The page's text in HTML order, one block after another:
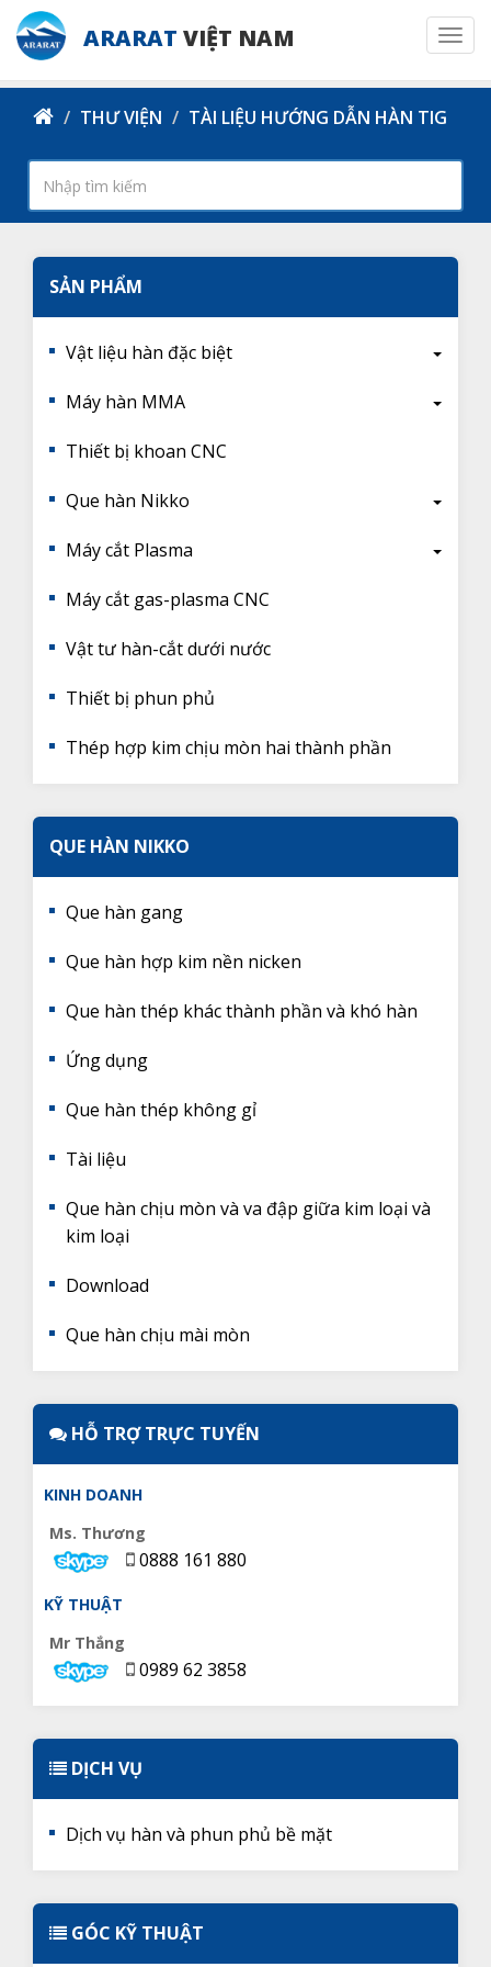
ARARAT VIỆT NAM
THƯ VIỆN TÀI LIỆU HƯỚNG DẪN HÀN TIG
SẢN PHẨM
Vật liệu hàn đặc biệt
Máy hàn MMA
Thiết bị khoan CNC
Que hàn Nikko
Máy cắt Plasma
Máy cắt gas-plasma CNC
Vật tư hàn-cắt dưới nước
Thiết bị phun phủ
Thép hợp kim chịu mòn hai thành phần
QUE HÀN NIKKO
Que hàn gang
Que hàn hợp kim nền nicken
Que hàn thép khác thành phần và khó hàn
Ứng dụng
Que hàn thép không gỉ
Tài liệu
Que hàn chịu mòn và va đập giữa kim loại và
kim loại
Download
Que hàn chịu mài mòn
HỖ TRỢ TRỰC TUYẾN
KINH DOANH
Ms. Thương
0888 161 880
KỸ THUẬT
Mr Thắng
0989 62 3858
DỊCH VỤ
Dịch vụ hàn và phun phủ bề mặt
GÓC KỸ THUẬT